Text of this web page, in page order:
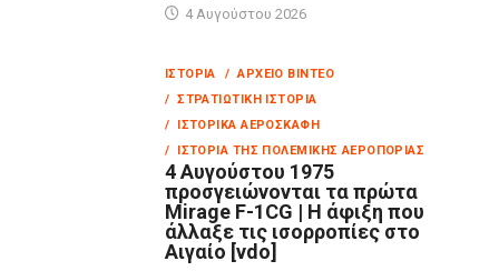
4 Αυγούστου 2026
ΙΣΤΟΡΊΑ
/ ΑΡΧΕΊΟ ΒΊΝΤΕΟ
/ ΣΤΡΑΤΙΩΤΙΚΉ ΙΣΤΟΡΊΑ
/ ΙΣΤΟΡΙΚΆ ΑΕΡΟΣΚΆΦΗ
/ ΙΣΤΟΡΊΑ ΤΗΣ ΠΟΛΕΜΙΚΉΣ ΑΕΡΟΠΟΡΊΑΣ
4 Αυγούστου 1975
προσγειώνονται τα πρώτα
Mirage F-1CG | Η άφιξη που
άλλαξε τις ισορροπίες στο
Αιγαίο [vdo]